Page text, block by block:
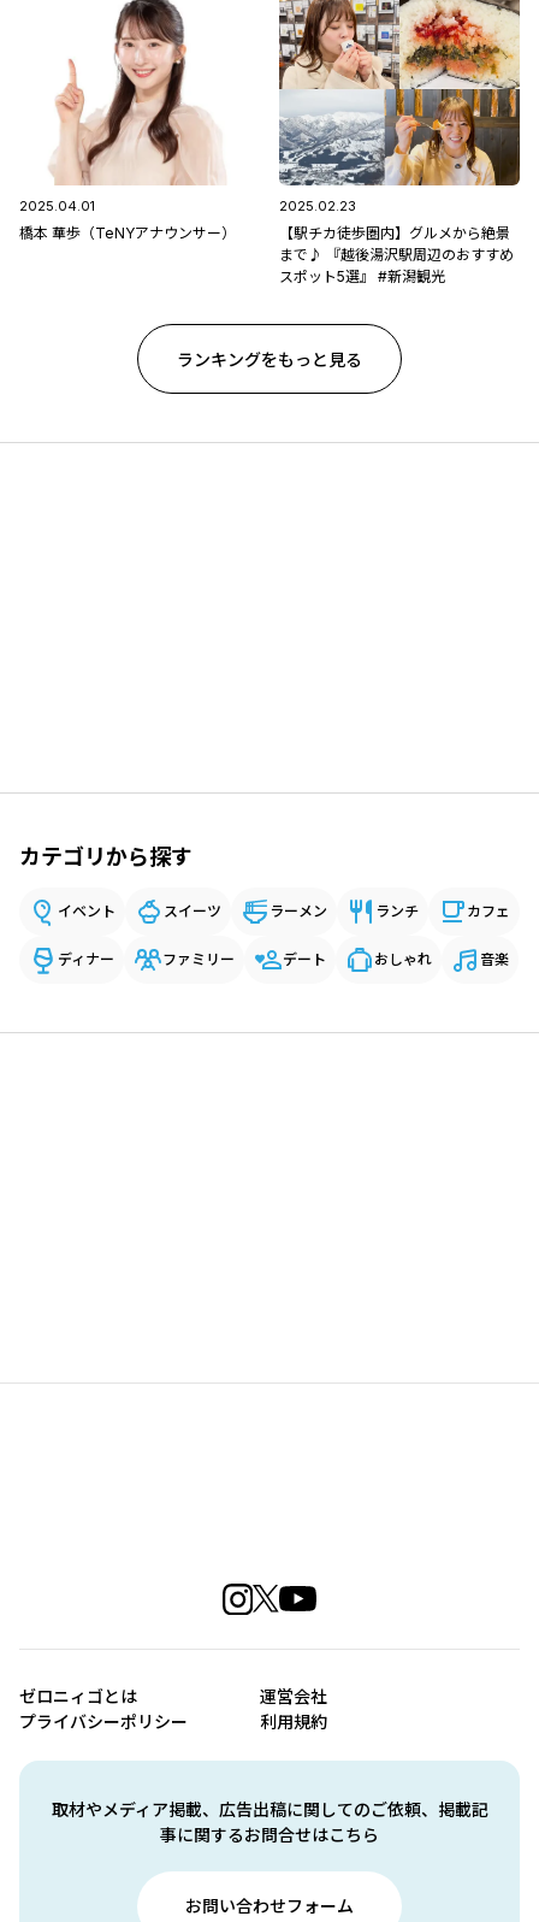
2025.04.01
橋本 華歩（TeNYアナウンサー）
2025.02.23
【駅チカ徒歩圏内】グルメから絶景
まで♪ 『越後湯沢駅周辺のおすすめ
スポット5選』 #新潟観光
ランキングをもっと見る
カテゴリから探す
イベント スイーツ ラーメン ランチ カフェ
ディナー ファミリー デート おしゃれ 音楽
取材やメディア掲載、広告出稿に関してのご依頼、掲載記
事に関するお問合せはこちら
お問い合わせフォーム
ゼロニィゴとは
運営会社
プライバシーポリシー
利用規約